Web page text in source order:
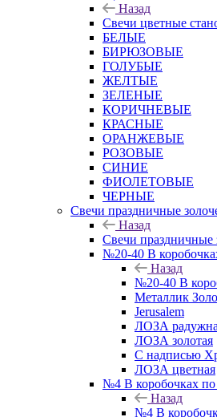
Назад
Свечи цветные
БЕЛЫЕ
БИРЮЗОВЫЕ
ГОЛУБЫЕ
ЖЕЛТЫЕ
ЗЕЛЕНЫЕ
КОРИЧНЕВЫЕ
КРАСНЫЕ
ОРАНЖЕВЫЕ
РОЗОВЫЕ
СИНИЕ
ФИОЛЕТОВЫЕ
ЧЕРНЫЕ
Свечи праздничные
Назад
Свечи праздничные
№20-40 В
Назад
№20-40 В
Металлик
Jerusalem
ЛОЗА
ЛОЗА золотая
С надписью
ЛОЗА цветная
№4 В коробочках
Назад
№4 В